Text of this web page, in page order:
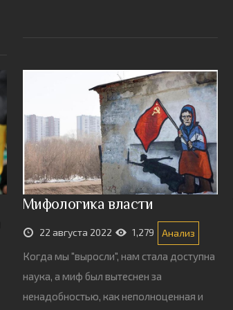
Мифологика власти
22 августа 2022 1,279 Анализ
Когда мы "выросли", нам стала доступна
наука, а миф был вытеснен за
ненадобностью, как неполноценная и